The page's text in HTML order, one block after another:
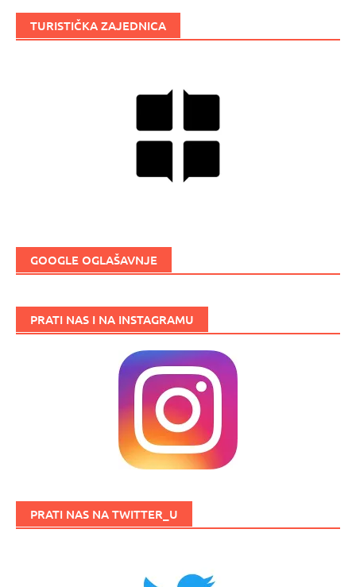
TURISTIČKA ZAJEDNICA
GOOGLE OGLAŠAVNJE
PRATI NAS I NA INSTAGRAMU
PRATI NAS NA TWITTER_U